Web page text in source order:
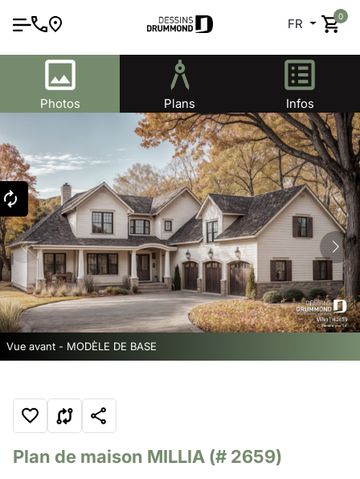
FR
0
Vue avant - MODÈLE DE BASE
Photos Plans Infos
Plan de maison MILLIA (# 2659)